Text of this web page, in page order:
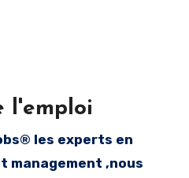
l'emploi
,nous